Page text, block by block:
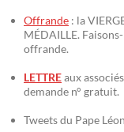
Offrande : la
MÉDAILLE.
offrande.
LETTREaux
demande n° gratuit.
Tweets du Pape